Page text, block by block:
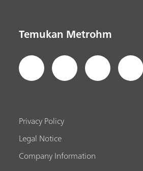
Temukan Metrohm
Privacy Policy
Legal Notice
Company Information